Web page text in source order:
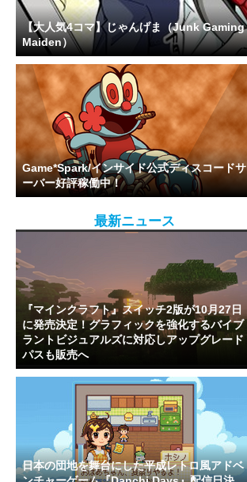
【大人気4コマ】じゃんげま（Junk Gaming
Maiden）
Game*Spark/インサイド公式ディスコードサ
ーバー好評稼働中！
最新ニュース
『マインクラフト』スイッチ2版が10月27日
に発売決定！グラフィックを強化するバイブ
ラントビジュアルズに対応しアップグレード
パスも販売へ
日本の団地を舞台にした平成レトロ風アドベ